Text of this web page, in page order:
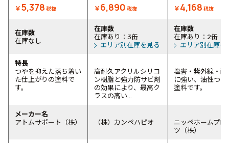
￥5,378 税抜 ￥6,890 税抜 ￥4,168 税抜
在庫数
在庫なし
在庫数
在庫あり：3缶
エリア別在庫を見る
在庫数
在庫あり：2缶
エリア別在庫を
特長
つやを抑えた落ち着い
た仕上がりの塗料で
す。
高耐久アクリルシリコ
ン樹脂と強力防サビ剤
の効果により、最高ク
ラスの高い...
塩害・紫外線・酸
に強い、油性つや
塗料です。
メーカー名
アトムサポート（株）
（株）カンペハピオ
ニッペホームプロ
ツ（株）